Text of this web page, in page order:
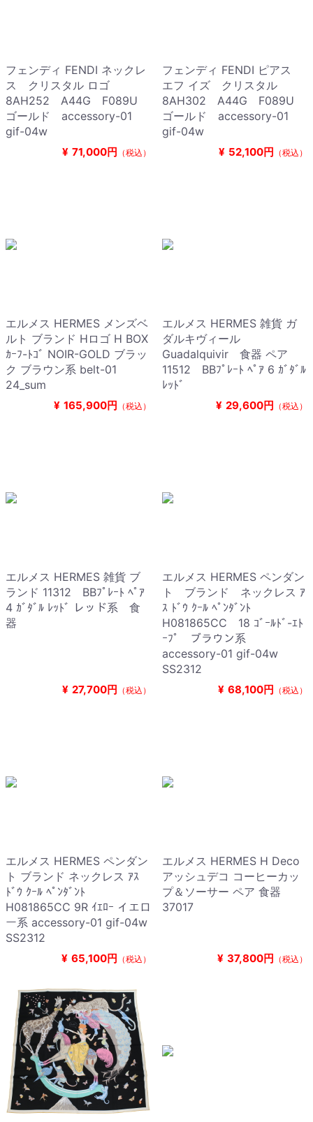
フェンディ FENDI ネックレ
ス クリスタル ロゴ
8AH252 A44G F089U
ゴールド accessory-01
gif-04w
¥ 71,000円 （税込）
フェンディ FENDI ピアス
エフ イズ クリスタル
8AH302 A44G F089U
ゴールド accessory-01
gif-04w
¥ 52,100円 （税込）
エルメス HERMES メンズベ
ルト ブランド Hロゴ H BOX
ｶｰﾌ-ﾄｺﾞ NOIR-GOLD ブラッ
ク ブラウン系 belt-01
24_sum
¥ 165,900円 （税込）
エルメス HERMES 雑貨 ガ
ダルキヴィール
Guadalquivir 食器 ペア
11512 BBﾌﾟﾚｰﾄ ﾍﾟｱ 6 ｶﾞﾀﾞﾙ
ﾚｯﾄﾞ
¥ 29,600円 （税込）
エルメス HERMES 雑貨 ブ
ランド 11312 BBﾌﾟﾚｰﾄ ﾍﾟｱ
4 ｶﾞﾀﾞﾙ ﾚｯﾄﾞ レッド系 食
器
¥ 27,700円 （税込）
エルメス HERMES ペンダン
ト ブランド ネックレス ｱ
ｽ ﾄﾞｳ ｸｰﾙ ﾍﾟﾝﾀﾞﾝﾄ
H081865CC 18 ｺﾞｰﾙﾄﾞ-ｴﾄ
ｰﾌﾟ ブラウン系
accessory-01 gif-04w
SS2312
¥ 68,100円 （税込）
エルメス HERMES ペンダン
ト ブランド ネックレス ｱｽ
ﾄﾞｳ ｸｰﾙ ﾍﾟﾝﾀﾞﾝﾄ
H081865CC 9R ｲｴﾛｰ イエロ
ー系 accessory-01 gif-04w
SS2312
¥ 65,100円 （税込）
エルメス HERMES H Deco
アッシュデコ コーヒーカッ
プ＆ソーサー ペア 食器
37017
¥ 37,800円 （税込）